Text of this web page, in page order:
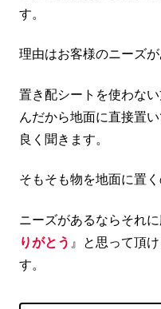
す。
理由はお客様のニーズが
置き配シートを使わな
んだから地面に直接置
良く聞きます。
そもそも物を地面に置
ニーズがあるならそれ
りがとう 』と思って頂
す。